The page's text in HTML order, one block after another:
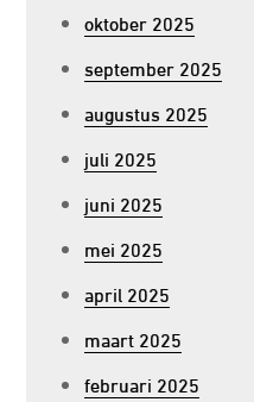
oktober 2025
september 2025
augustus 2025
juli 2025
juni 2025
mei 2025
april 2025
maart 2025
februari 2025